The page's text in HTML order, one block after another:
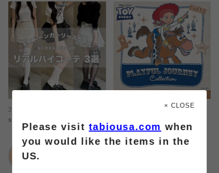
2026.07.23
staffリアルバイコーデ3選
靴下屋
COLLECTION』
× CLOSE
Please visittabiousa.com when
you would like the items in the
US.